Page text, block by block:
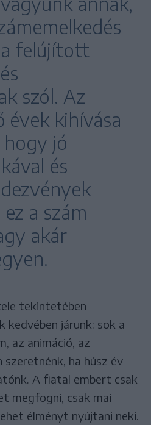
felújított
szól. Az
évek kihívása
hogy jó
és
a szám
akár
tekintetében
járunk: sok a
az animáció, az
ha húsz év
A fiatal embert csak
megfogni, csak mai
élményt nyújtani neki.